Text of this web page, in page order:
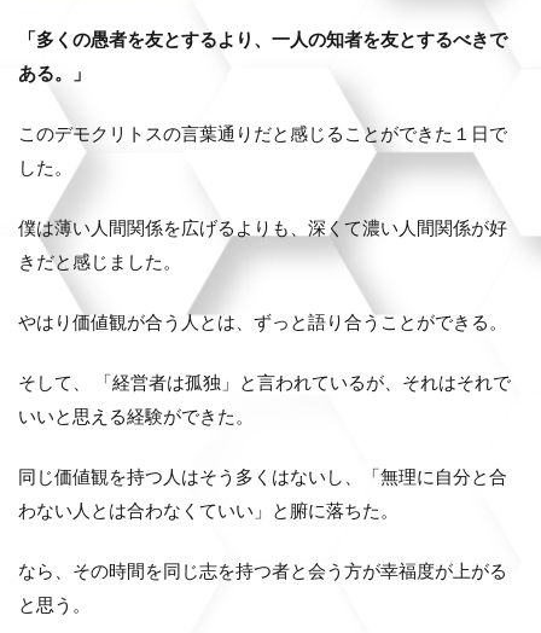
「多くの愚者を友とするより、一人の知者を友とするべきで
ある。」
このデモクリトスの言葉通りだと感じることができた１日で
した。
僕は薄い人間関係を広げるよりも、深くて濃い人間関係が好
きだと感じました。
やはり価値観が合う人とは、ずっと語り合うことができる。
そして、 「経営者は孤独」と言われているが、それはそれで
いいと思える経験ができた。
同じ価値観を持つ人はそう多くはないし、「無理に自分と合
わない人とは合わなくていい」と腑に落ちた。
なら、その時間を同じ志を持つ者と会う方が幸福度が上がる
と思う。